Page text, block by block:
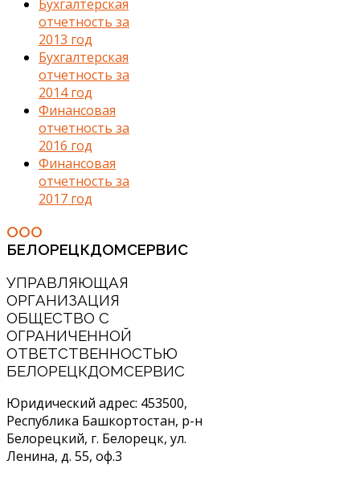
Бухгалтерская
отчетность за
2013 год
Бухгалтерская
отчетность за
2014 год
Финансовая
отчетность за
2016 год
Финансовая
отчетность за
2017 год
ООО
БЕЛОРЕЦКДОМСЕРВИС
УПРАВЛЯЮЩАЯ
ОРГАНИЗАЦИЯ
ОБЩЕСТВО С
ОГРАНИЧЕННОЙ
ОТВЕТСТВЕННОСТЬЮ
БЕЛОРЕЦКДОМСЕРВИС
Юридический адрес: 453500,
Республика Башкортостан, р-н
Белорецкий, г. Белорецк, ул.
Ленина, д. 55, оф.3